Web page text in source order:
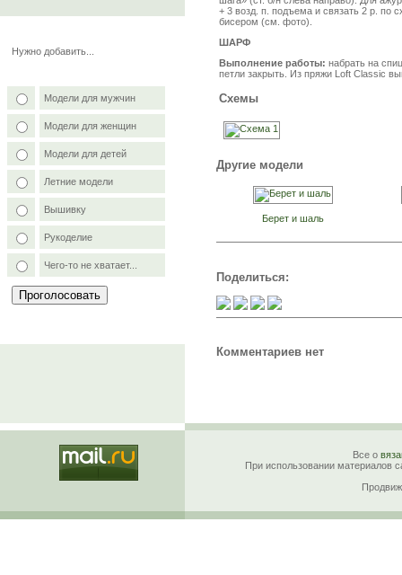
Нужно добавить...
Модели для мужчин
Модели для женщин
Модели для детей
Летние модели
Вышивку
Рукоделие
Чего-то не хватает...
+ 3 возд. п. подъема и связать 2 р. по
бисером (см. фото).
ШАРФ
Выполнение работы: набрать на
петли закрыть. Из пряжи Loft Classic
Схемы
Другие модели
Берет и шаль
Поделиться:
Комментариев нет
Все о
При использовании материалов